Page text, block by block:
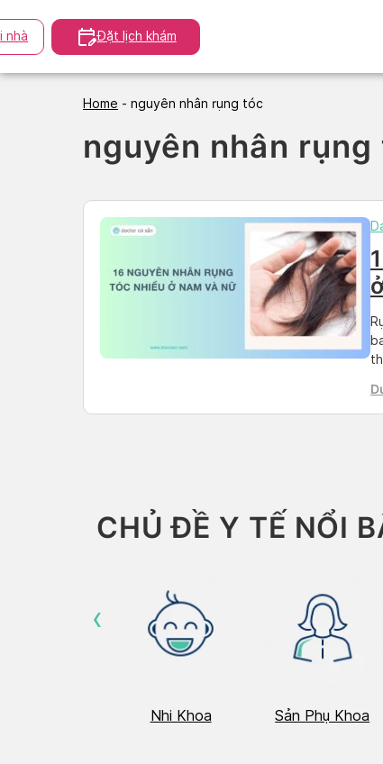
to
content
nhà Đặt lịch khám
Home - nguyên nhân rụng tóc
nguyên nhân rụng
CHỦ ĐỀ Y TẾ NỔI
Nhi Khoa Sản Phụ Khoa
‹